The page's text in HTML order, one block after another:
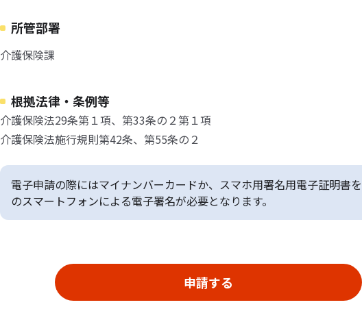
所管部署
介護保険課
根拠法律・条例等
介護保険法29条第１項、第33条の２第１項
介護保険法施行規則第42条、第55条の２
電子申請の際にはマイナンバーカードか、スマホ用署名用電子証明書
のスマートフォンによる電子署名が必要となります。